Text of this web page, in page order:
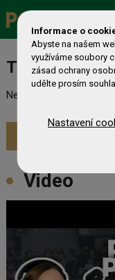
Turnaj nebyl
Nebyl nalezen
Video
Informace o
Abyste na našem
využíváme soubory
zásad ochrany
udělte prosím
Nastavení